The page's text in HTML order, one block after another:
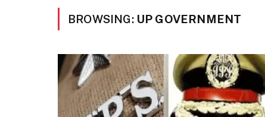
BROWSING: UP GOVERNMENT